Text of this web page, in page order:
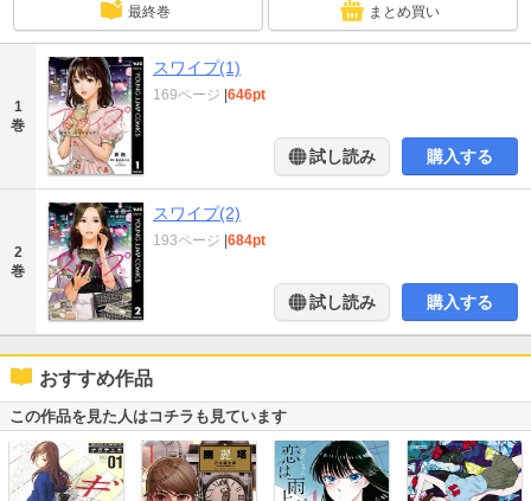
最終巻 まとめ買い
1
巻
スワイプ(1)
169ページ |646pt
試し読み 購入する
2
巻
スワイプ(2)
193ページ |684pt
試し読み 購入する
おすすめ作品
この作品を見た人はコチラも見ています